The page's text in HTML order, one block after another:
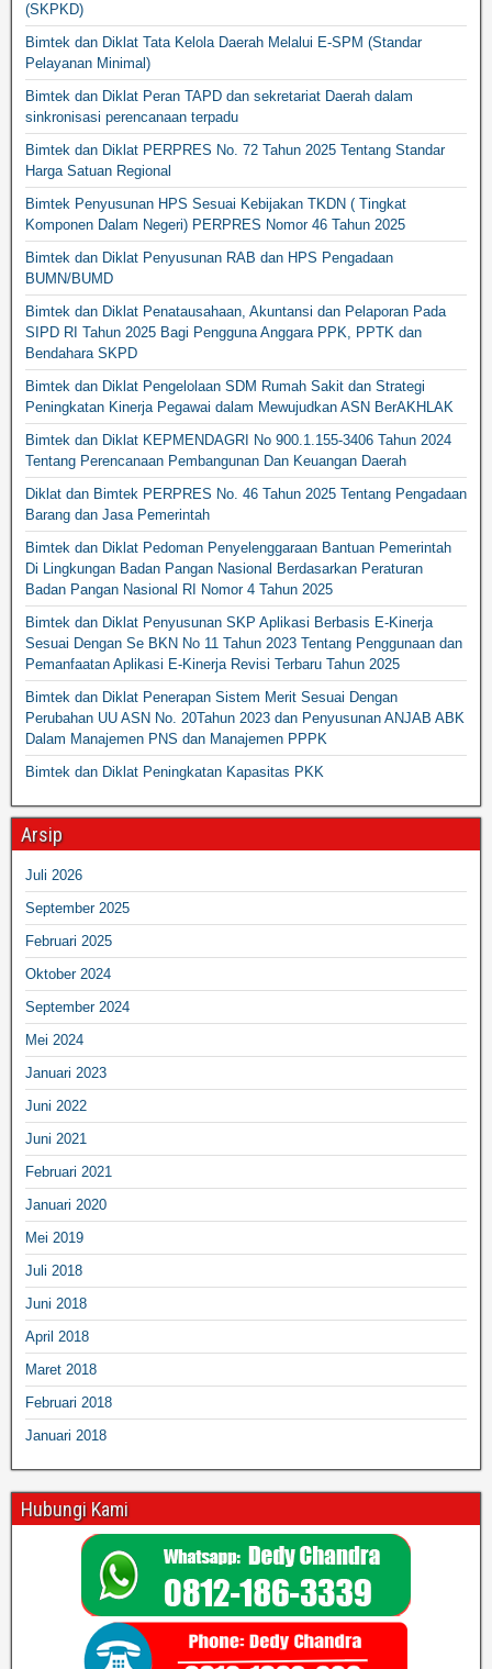
(SKPKD)
Bimtek dan Diklat Tata Kelola Daerah Melalui E-SPM (Standar
Pelayanan Minimal)
Bimtek dan Diklat Peran TAPD dan sekretariat Daerah dalam
sinkronisasi perencanaan terpadu
Bimtek dan Diklat PERPRES No. 72 Tahun 2025 Tentang Standar
Harga Satuan Regional
Bimtek Penyusunan HPS Sesuai Kebijakan TKDN ( Tingkat
Komponen Dalam Negeri) PERPRES Nomor 46 Tahun 2025
Bimtek dan Diklat Penyusunan RAB dan HPS Pengadaan
BUMN/BUMD
Bimtek dan Diklat Penatausahaan, Akuntansi dan Pelaporan Pada
SIPD RI Tahun 2025 Bagi Pengguna Anggara PPK, PPTK dan
Bendahara SKPD
Bimtek dan Diklat Pengelolaan SDM Rumah Sakit dan Strategi
Peningkatan Kinerja Pegawai dalam Mewujudkan ASN BerAKHLAK
Bimtek dan Diklat KEPMENDAGRI No 900.1.155-3406 Tahun 2024
Tentang Perencanaan Pembangunan Dan Keuangan Daerah
Diklat dan Bimtek PERPRES No. 46 Tahun 2025 Tentang Pengadaan
Barang dan Jasa Pemerintah
Bimtek dan Diklat Pedoman Penyelenggaraan Bantuan Pemerintah
Di Lingkungan Badan Pangan Nasional Berdasarkan Peraturan
Badan Pangan Nasional RI Nomor 4 Tahun 2025
Bimtek dan Diklat Penyusunan SKP Aplikasi Berbasis E-Kinerja
Sesuai Dengan Se BKN No 11 Tahun 2023 Tentang Penggunaan dan
Pemanfaatan Aplikasi E-Kinerja Revisi Terbaru Tahun 2025
Bimtek dan Diklat Penerapan Sistem Merit Sesuai Dengan
Perubahan UU ASN No. 20Tahun 2023 dan Penyusunan ANJAB ABK
Dalam Manajemen PNS dan Manajemen PPPK
Bimtek dan Diklat Peningkatan Kapasitas PKK
Arsip
Juli 2026
September 2025
Februari 2025
Oktober 2024
September 2024
Mei 2024
Januari 2023
Juni 2022
Juni 2021
Februari 2021
Januari 2020
Mei 2019
Juli 2018
Juni 2018
April 2018
Maret 2018
Februari 2018
Januari 2018
Hubungi Kami